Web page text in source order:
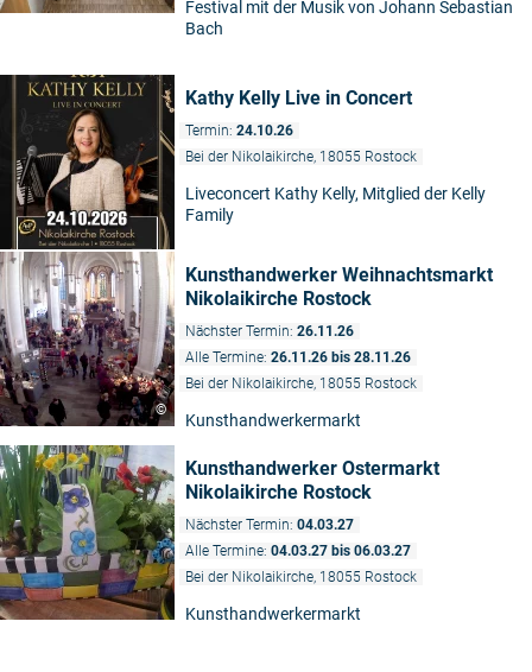
Festival mit der Musik von Johann Sebastian
Bach
Kathy Kelly Live in Concert
Termin: 24.10.26
Bei der Nikolaikirche, 18055 Rostock
Liveconcert Kathy Kelly, Mitglied der Kelly
Family
©
Kunsthandwerker Weihnachtsmarkt
Nikolaikirche Rostock
Nächster Termin: 26.11.26
Alle Termine: 26.11.26 bis 28.11.26
Bei der Nikolaikirche, 18055 Rostock
Kunsthandwerkermarkt
Kunsthandwerker Ostermarkt
Nikolaikirche Rostock
Nächster Termin: 04.03.27
Alle Termine: 04.03.27 bis 06.03.27
Bei der Nikolaikirche, 18055 Rostock
Kunsthandwerkermarkt